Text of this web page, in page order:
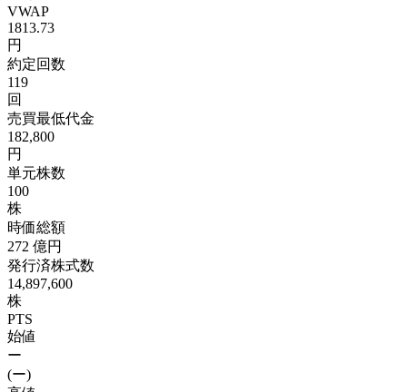
VWAP
1813.73
円
約定回数
119
回
売買最低代金
182,800
円
単元株数
100
株
時価総額
272 億円
発行済株式数
14,897,600
株
PTS
始値
ー
(ー)